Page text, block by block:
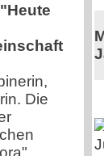
Die